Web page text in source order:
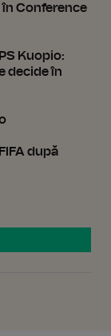
în Conference
Kuopio:
decide în
după